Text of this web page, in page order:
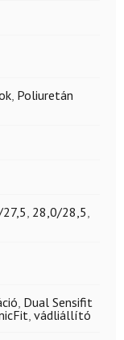
Poliuretán
28,0/28,5
Dual Sensifit
vádliállító